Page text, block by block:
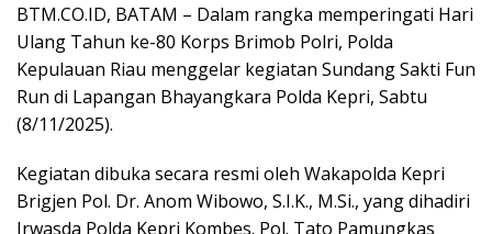
BTM.CO.ID, BATAM – Dalam rangka memperingati Hari
Ulang Tahun ke-80 Korps Brimob Polri, Polda
Kepulauan Riau menggelar kegiatan Sundang Sakti Fun
Run di Lapangan Bhayangkara Polda Kepri, Sabtu
(8/11/2025).
Kegiatan dibuka secara resmi oleh Wakapolda Kepri
Brigjen Pol. Dr. Anom Wibowo, S.I.K., M.Si., yang dihadiri
Irwasda Polda Kepri Kombes. Pol. Tato Pamungkas